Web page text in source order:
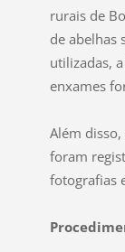
rurais de
de abelhas
utilizadas,
enxames
Além
foram
fotografias